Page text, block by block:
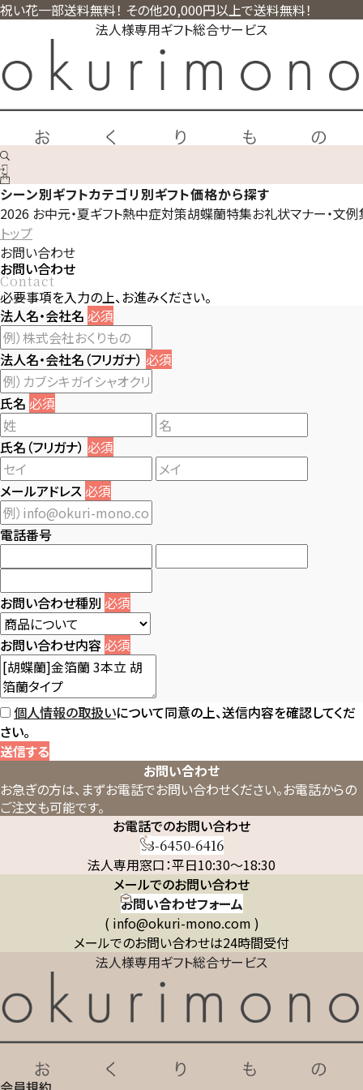
祝い花一部送料無料！ その他20,000円以上で送料無料！
法人様専用ギフト総合サービス
シーン別ギフトカテゴリ別ギフト価格から探す
2026 お中元・夏ギフト熱中症対策胡蝶蘭特集お礼状マナー・文
トップ
お問い合わせ
お問い合わせ
Contact
必要事項を入力の上、お進みください。
法人名・会社名 必須
法人名・会社名（フリガナ） 必須
氏名 必須
氏名（フリガナ） 必須
メールアドレス必須
電話番号
お問い合わせ種別 必須
お問い合わせ内容 必須
個人情報の取扱いについて同意の上、送信内容を確認してくだ
さい。
送信する
お問い合わせ
お急ぎの方は、まずお電話でお問い合わせください。お電話からの
ご注文も可能です。
お電話でのお問い合わせ
03-6450-6416
法人専用窓口：平日10:30～18:30
メールでのお問い合わせ
お問い合わせフォーム
( info@okuri-mono.com )
メールでのお問い合わせは24時間受付
法人様専用ギフト総合サービス